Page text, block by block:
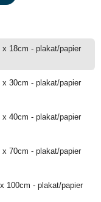
18cm - plakat/papier
30cm - plakat/papier
40cm - plakat/papier
70cm - plakat/papier
100cm - plakat/papier